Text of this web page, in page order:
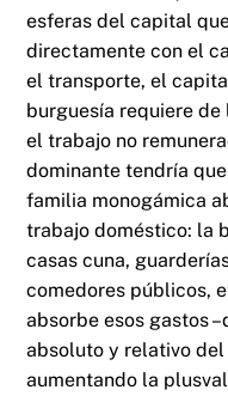
esferas del capital
directamente con el
el transporte, el
burguesía requiere
el trabajo no
dominante tendría
familia monogámica
trabajo doméstico: la
casas cuna,
comedores públicos,
absorbe esos gastos
absoluto y relativo
aumentando la